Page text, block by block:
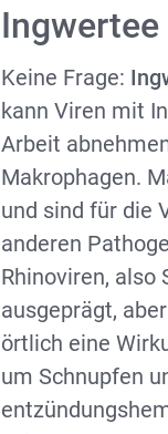
Keine Frage:
kann Viren mit
Arbeit
Makrophagen.
und sind für die
anderen
Rhinoviren, also
ausgeprägt,
örtlich eine
um Schnupfen